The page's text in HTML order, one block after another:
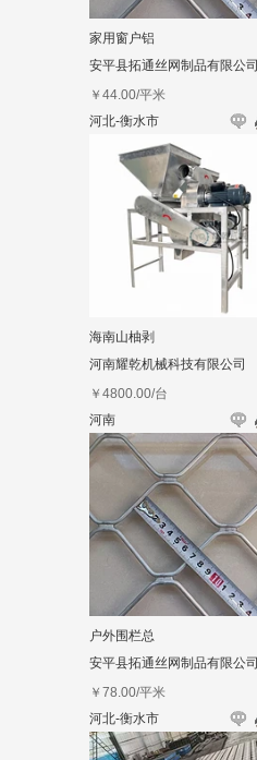
家用窗户铝
安平县拓通丝网制品有限公司
￥ 44.00/平米
河北-衡水市
海南山柚剥
河南耀乾机械科技有限公司
￥ 4800.00/台
河南
户外围栏总
安平县拓通丝网制品有限公司
￥ 78.00/平米
河北-衡水市